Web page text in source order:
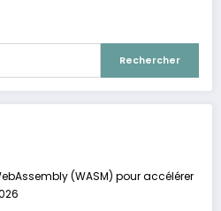
Rechercher
(WASM) pour accélérer